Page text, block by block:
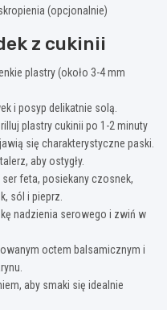
(opcjonalnie)
z cukinii
plastry (około 3-4 mm
i posyp delikatnie solą.
plastry cukinii po 1-2 minuty
się charakterystyczne paski.
aby ostygły.
feta, posiekany czosnek,
sól i pieprz.
nadzienia serowego i zwiń w
octem balsamicznym i
aby smaki się idealnie